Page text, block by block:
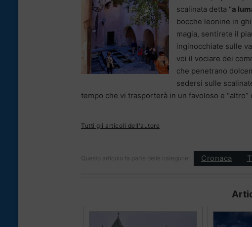
scalinata detta “a
bocche leonine in
magia, sentirete il
inginocchiate sulle
voi il vociare dei
che penetrano
sedersi sulle
tempo che vi trasporterà in un favoloso e “altro”
Tutti gli articoli dell'autore
Questo articolo fa parte delle categorie: Cronaca